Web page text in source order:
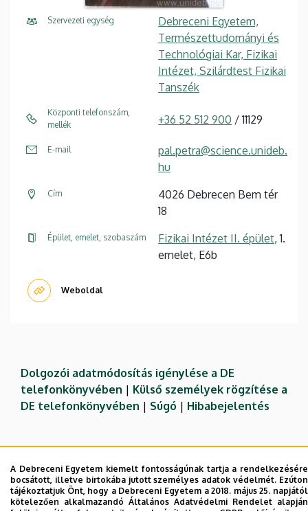
Szervezeti egység
Debreceni Egyetem,
Természettudományi és
Technológiai Kar, Fizikai
Intézet, Szilárdtest Fizikai
Tanszék
Központi telefonszám,
mellék
+36 52 512 900 / 11129
E-mail
pal.petra@science.unideb.
hu
Cím
4026 Debrecen Bem tér
18
Épület, emelet, szobaszám Fizikai Intézet II. épület, 1.
emelet, E6b
Weboldal
Dolgozói adatmódosítás igénylése a DE
telefonkönyvében | Külső személyek rögzítése a
DE telefonkönyvében | Súgó | Hibabejelentés
A Debreceni Egyetem kiemelt fontosságúnak tartja a rendelkezésére
bocsátott, illetve birtokába jutott személyes adatok védelmét. Ezúton
tájékoztatjuk Önt, hogy a Debreceni Egyetem a 2018. május 25. napjától
kötelezően alkalmazandó Általános Adatvédelmi Rendelet alapján